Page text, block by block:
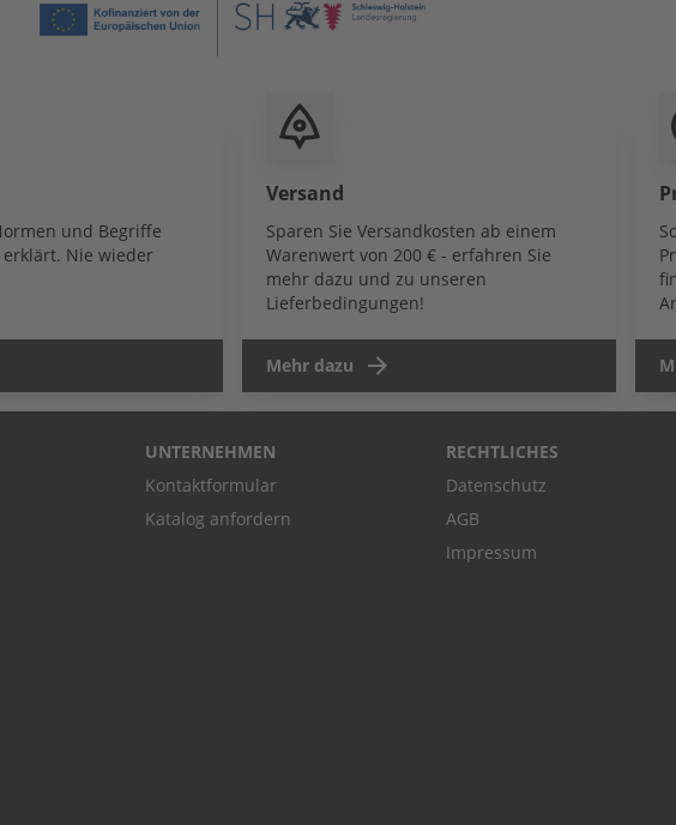
und Begriffe
Nie wieder
Versand
Sparen Sie Versandkosten ab einem
Warenwert von 200 € - erfahren Sie
mehr dazu und zu unseren
Lieferbedingungen!
Mehr dazu
UNTERNEHMEN
Kontaktformular
Katalog anfordern
RECHTLICHES
Datenschutz
AGB
Impressum